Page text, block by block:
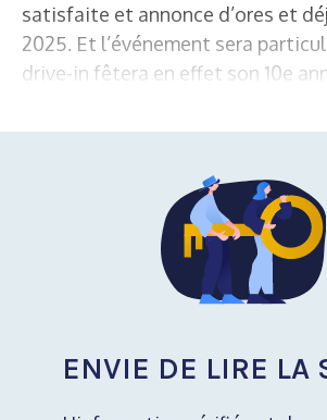
satisfaite et annonce d’ores et
2025. Et l’événement sera
drive-in fêtera en effet son 10e
ENVIE DE LIRE LA